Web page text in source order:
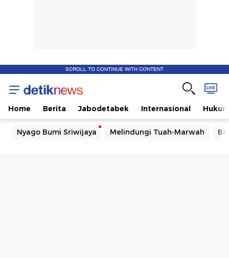
SCROLL TO CONTINUE WITH CONTENT
Home Berita Jabodetabek Internasional Hukum
Nyago Bumi Sriwijaya Melindungi Tuah-Marwah